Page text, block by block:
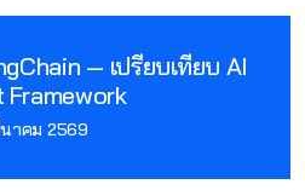
— เปรียบเทียบ AI
Framework
นาคม 2569